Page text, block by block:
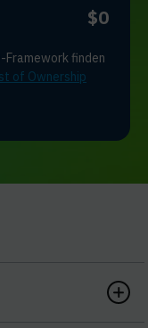
$0
finden
of Ownership